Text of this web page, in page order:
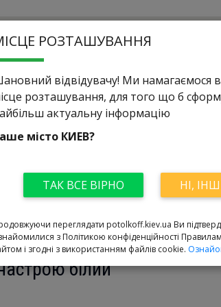
в будинку? Тоді
білий
РОЗТАШУВАННЯ
відвідувачу! Ми намагаємося
розташування, для того що б
актуальну інформацію
місто КИЕВ?
ТАК ВСЕ ВІРНО НІ,
переглядати potolkoff.kiev.ua Ви
з Політикою конфіденційності
і згодні з використанням файлів cookie.